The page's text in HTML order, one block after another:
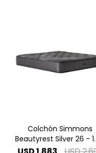
Colchón Simmons
Beautyrest Silver 26 -
x 1.90 2 Plazas